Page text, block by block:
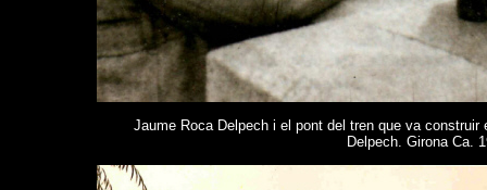
Jaume Roca Delpech i el pont del tren que va construir
Delpech. Girona Ca.